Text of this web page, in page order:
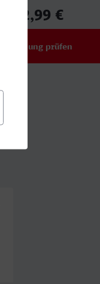
42,99 €
Verbindung prüfen